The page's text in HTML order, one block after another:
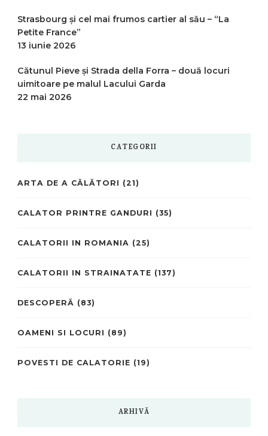
Strasbourg și cel mai frumos cartier al său – “La
Petite France”
13 iunie 2026
Cătunul Pieve și Strada della Forra – două locuri
uimitoare pe malul Lacului Garda
22 mai 2026
CATEGORII
ARTA DE A CĂLĂTORI (21)
CALATOR PRINTRE GANDURI (35)
CALATORII IN ROMANIA (25)
CALATORII IN STRAINATATE (137)
DESCOPERĂ (83)
OAMENI SI LOCURI (89)
POVESTI DE CALATORIE (19)
ARHIVĂ